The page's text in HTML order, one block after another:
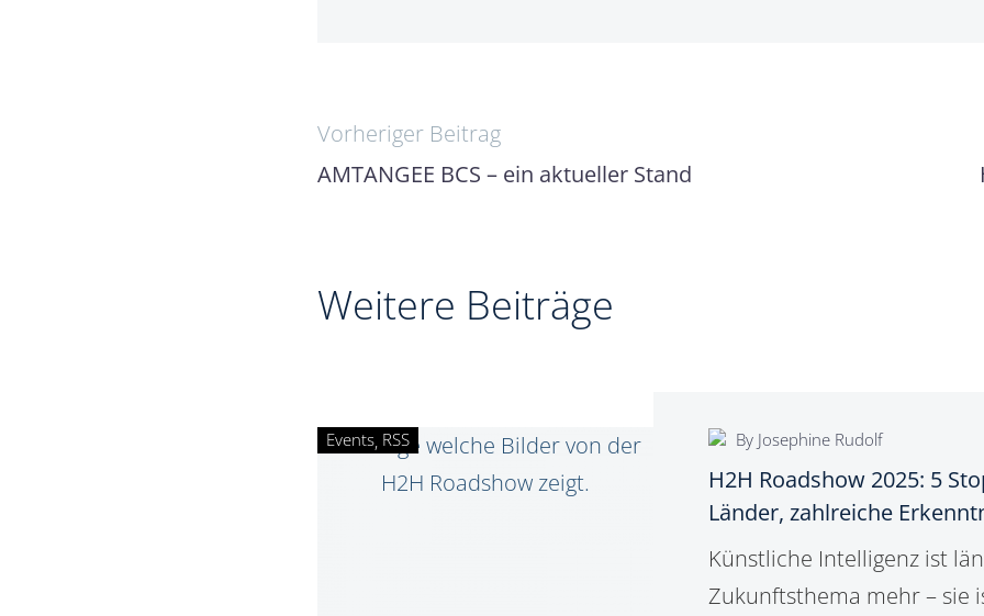
Beitragsnavigation
Vorheriger Beitrag
AMTANGEE BCS – ein aktueller Stand
Weitere Beiträge
H2H
Roadshow
Events RSS By Josephine Rudolf
H2H Roadshow 2025: 5
Länder, zahlreiche
Künstliche Intelligenz ist
Zukunftsthema mehr – sie